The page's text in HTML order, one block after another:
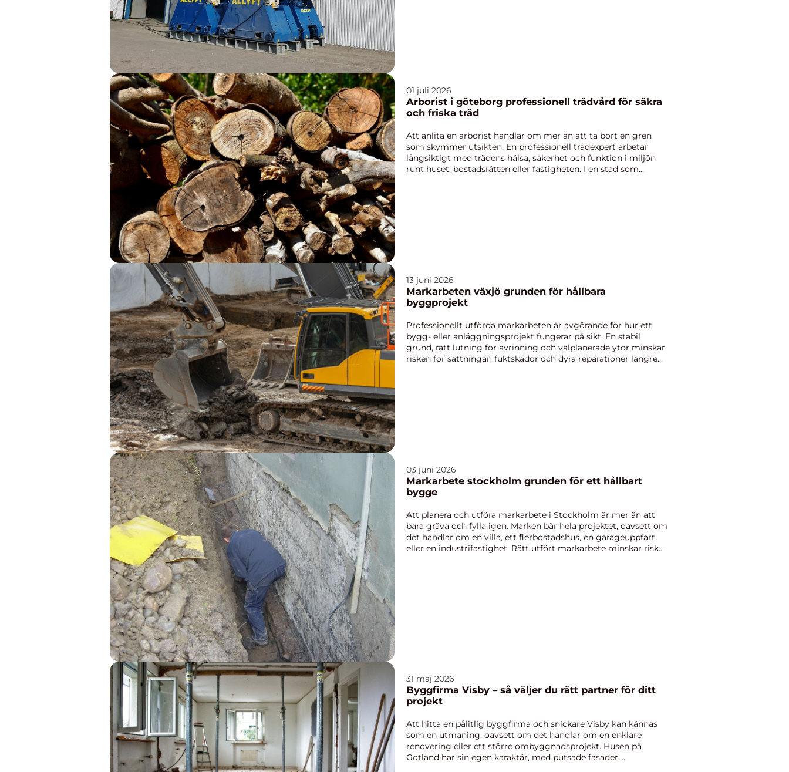
01 juli 2026
Arborist i göteborg professionell trädvård för säkra
och friska träd
Att anlita en arborist handlar om mer än att ta bort en gren
som skymmer utsikten. En professionell trädexpert arbetar
långsiktigt med trädens hälsa, säkerhet och funktion i miljön
runt huset, bostadsrätten eller fastigheten. I en stad som
13 juni 2026
Markarbeten växjö grunden för hållbara
byggprojekt
Professionellt utförda markarbeten är avgörande för hur ett
bygg- eller anläggningsprojekt fungerar på sikt. En stabil
grund, rätt lutning för avrinning och välplanerade ytor minskar
risken för sättningar, fuktskador och dyra reparationer längre
03 juni 2026
Markarbete stockholm grunden för ett hållbart
bygge
Att planera och utföra markarbete i Stockholm är mer än att
bara gräva och fylla igen. Marken bär hela projektet, oavsett om
det handlar om en villa, ett flerbostadshus, en garageuppfart
eller en industrifastighet. Rätt utfört markarbete minskar risk...
31 maj 2026
Byggfirma Visby – så väljer du rätt partner för ditt
projekt
Att hitta en pålitlig byggfirma och snickare Visby kan kännas
som en utmaning, oavsett om det handlar om en enklare
renovering eller ett större ombyggnadsprojekt. Husen på
Gotland har sin egen karaktär, med putsade fasader,...